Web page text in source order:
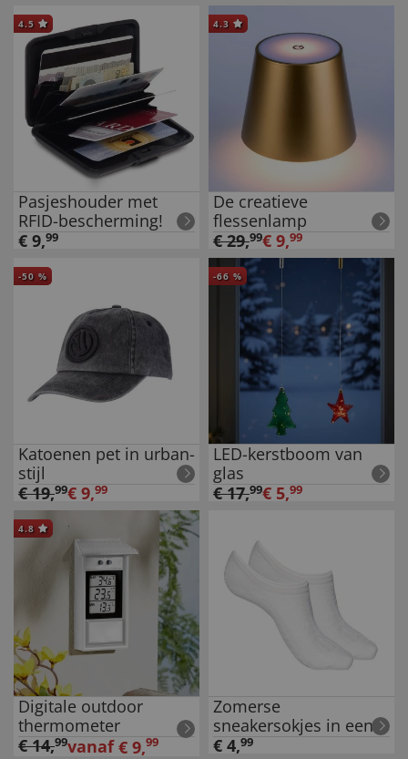
4.5
Pasjeshouder met
RFID-bescherming!
€ 9,99
4.3
De creatieve
flessenlamp
€29,99€ 9,99
-50 %
Katoenen pet in urban-
stijl
€19,99€ 9,99
-66 %
LED-kerstboom van
glas
€17,99€ 5,99
4.8
Digitale outdoor
thermometer
€14,99vanaf € 9,99
Zomerse
sneakersokjes in een
set van 2
€ 4,99